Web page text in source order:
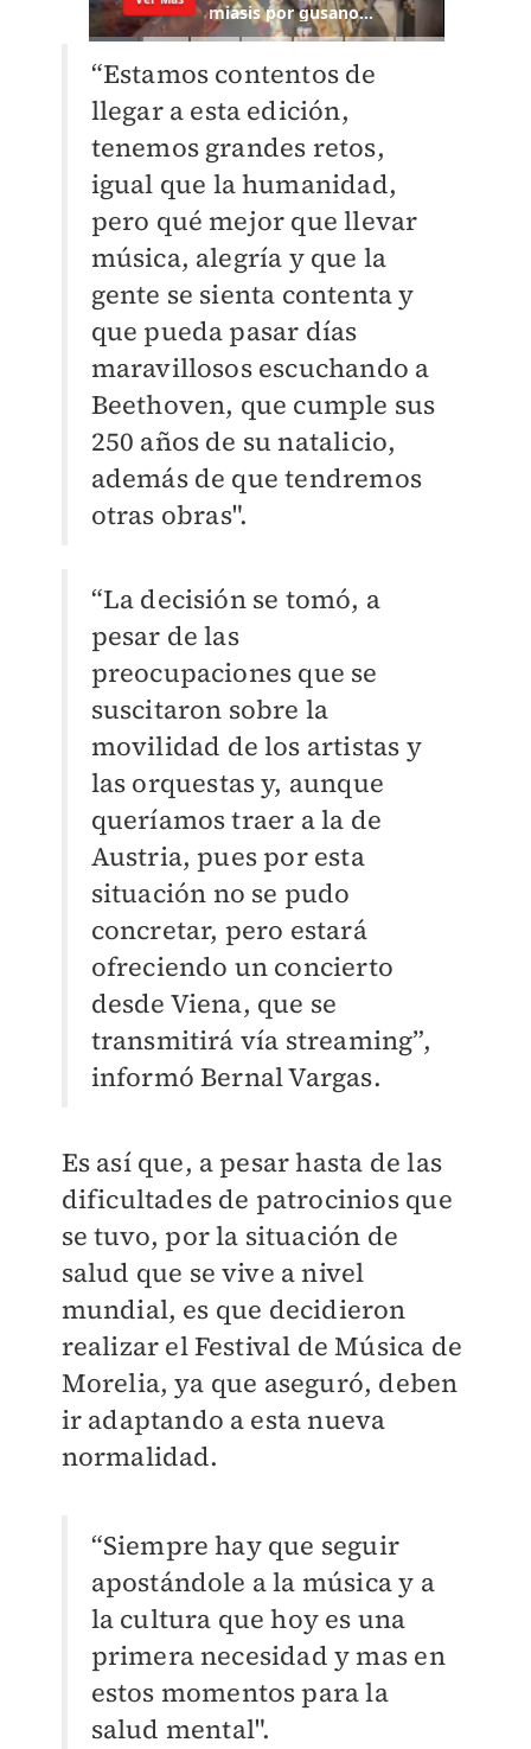
“Estamos contentos de
llegar a esta edición,
tenemos grandes retos,
igual que la humanidad,
pero qué mejor que llevar
música, alegría y que la
gente se sienta contenta y
que pueda pasar días
maravillosos escuchando a
Beethoven, que cumple sus
250 años de su natalicio,
además de que tendremos
otras obras".
“La decisión se tomó, a
pesar de las
preocupaciones que se
suscitaron sobre la
movilidad de los artistas y
las orquestas y, aunque
queríamos traer a la de
Austria, pues por esta
situación no se pudo
concretar, pero estará
ofreciendo un concierto
desde Viena, que se
transmitirá vía streaming”,
informó Bernal Vargas.
Es así que, a pesar hasta de las
dificultades de patrocinios que
se tuvo, por la situación de
salud que se vive a nivel
mundial, es que decidieron
realizar el Festival de Música de
Morelia, ya que aseguró, deben
ir adaptando a esta nueva
normalidad.
“Siempre hay que seguir
apostándole a la música y a
la cultura que hoy es una
primera necesidad y mas en
estos momentos para la
salud mental".